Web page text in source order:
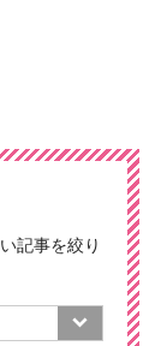
記事を絞り